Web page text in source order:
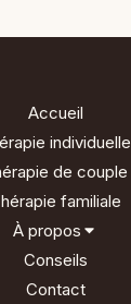
Accueil
individuelle
de couple
familiale
À propos
Conseils
Contact